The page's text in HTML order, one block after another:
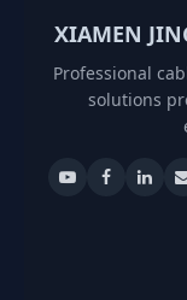
XIAMEN
Professional
solutions